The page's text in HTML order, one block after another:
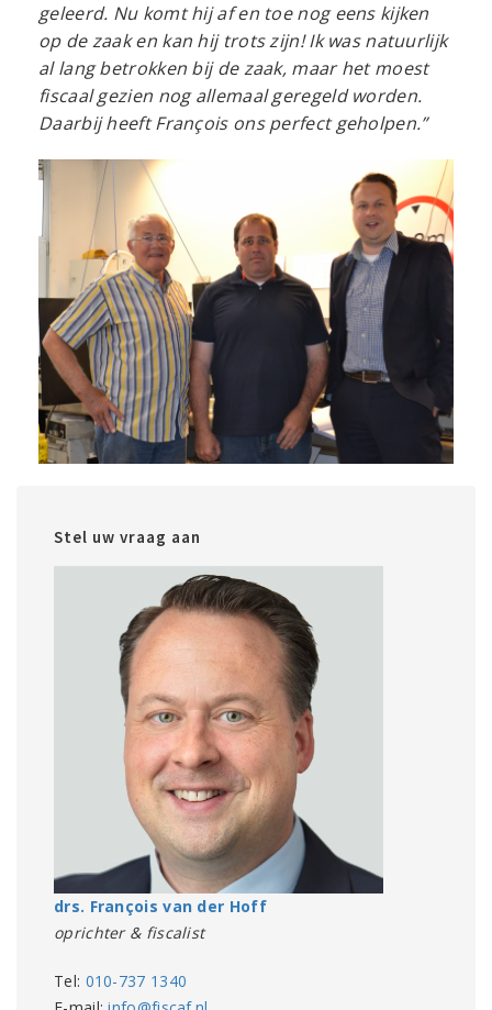
geleerd. Nu komt hij af en toe nog eens kijken
op de zaak en kan hij trots zijn! Ik was natuurlijk
al lang betrokken bij de zaak, maar het moest
fiscaal gezien nog allemaal geregeld worden.
Daarbij heeft François ons perfect geholpen.”
Stel uw vraag aan
drs. François van der Hoff
oprichter & fiscalist
Tel: 010-737 1340